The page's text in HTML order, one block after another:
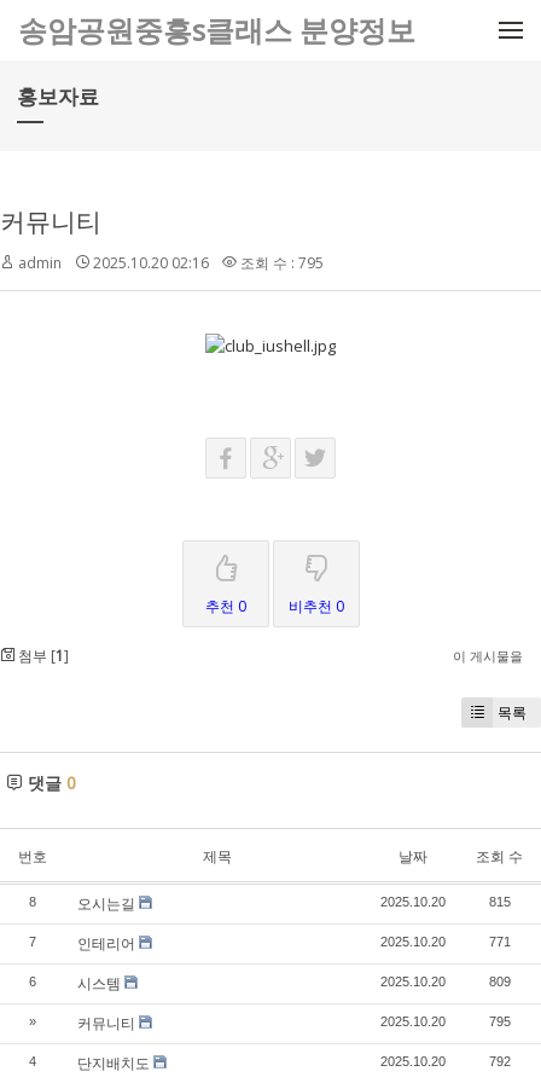
메뉴 건너뛰기
송암공원중흥s클래스 분양정보
홍보자료
커뮤니티
admin 2025.10.20 02:16 조회 수 : 795
추천 0 비추천 0
첨부 [1] 이 게시물을
목록
댓글 0
번호 제목 날짜 조회 수
8 오시는길 2025.10.20 815
7 인테리어 2025.10.20 771
6 시스템 2025.10.20 809
» 커뮤니티 2025.10.20 795
4 단지배치도 2025.10.20 792